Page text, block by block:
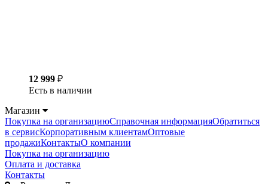
12 999 ₽
Есть в наличии
Магазин
Покупка на организациюСправочная информацияОбратиться
в сервисКорпоративным клиентамОптовые
продажиКонтактыО компании
Покупка на организацию
Оплата и доставка
Контакты